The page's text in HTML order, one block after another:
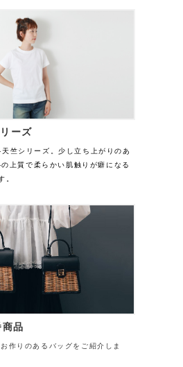
ーズ
竺シリーズ。少し立ち上がりのあ
上質で柔らかい肌触りが癖になる
。
品
作りのあるバッグをご紹介しま